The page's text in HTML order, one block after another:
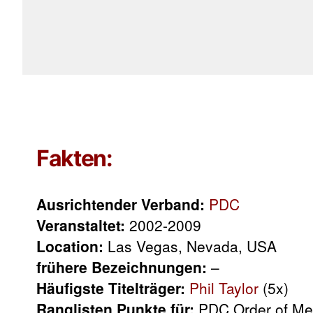
Fakten:
Ausrichtender Verband: PDC
Veranstaltet: 2002-2009
Location: Las Vegas, Nevada, USA
frühere Bezeichnungen: –
Häufigste Titelträger: Phil Taylor (5x)
Ranglisten Punkte für: PDC Order of